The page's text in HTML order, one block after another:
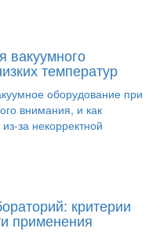
вакуумного
температур
оборудование при
внимания, и как
за некорректной
критерии
применения